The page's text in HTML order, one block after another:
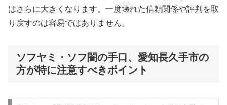
はさらに大きくなります。一度壊れた信頼関係や評判を取
り戻すのは容易ではありません。
ソフヤミ・ソフ闇の手口、愛知長久手市の
方が特に注意すべきポイント